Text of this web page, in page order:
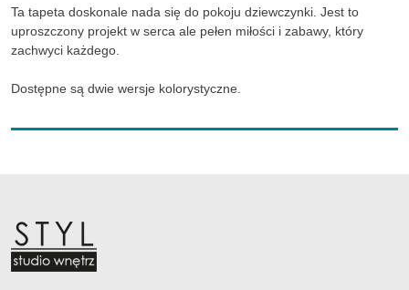
Ta tapeta doskonale nada się do pokoju dziewczynki. Jest to
uproszczony projekt w serca ale pełen miłości i zabawy, który
zachwyci każdego.
Dostępne są dwie wersje kolorystyczne.